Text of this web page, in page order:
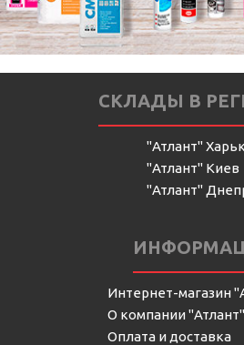
СКЛАДЫ В
"Атлант"
"Атлант" Киев
"Атлант"
Интернет-магазин
О компании "Атлант"
Оплата и доставка